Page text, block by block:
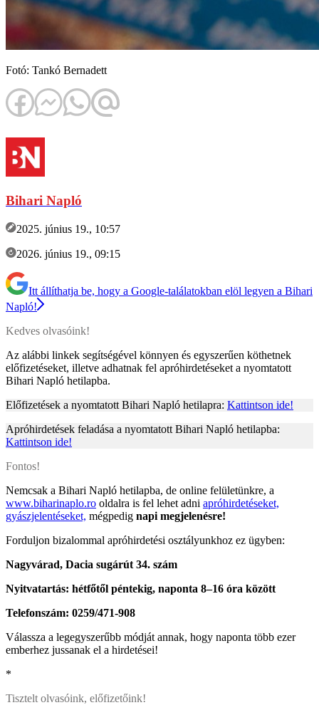
Fotó: Tankó Bernadett
Bihari Napló
2025. június 19., 10:57
2026. június 19., 09:15
Itt állíthatja be, hogy a Google-találatokban elöl legyen a Bihari
Napló!
Kedves olvasóink!
Az alábbi linkek segítségével könnyen és egyszerűen köthetnek
előfizetéseket, illetve adhatnak fel apróhirdetéseket a nyomtatott
Bihari Napló hetilapba.
Előfizetések a nyomtatott Bihari Napló hetilapra: Kattintson ide!
Apróhirdetések feladása a nyomtatott Bihari Napló hetilapba:
Kattintson ide!
Fontos!
Nemcsak a Bihari Napló hetilapba, de online felületünkre, a
www.biharinaplo.ro oldalra is fel lehet adni apróhirdetéseket,
gyászjelentéseket, mégpedig napi megjelenésre!
Forduljon bizalommal apróhirdetési osztályunkhoz ez ügyben:
Nagyvárad, Dacia sugárút 34. szám
Nyitvatartás: hétfőtől péntekig, naponta 8–16 óra között
Telefonszám: 0259/471-908
Válassza a legegyszerűbb módját annak, hogy naponta több ezer
emberhez jussanak el a hirdetései!
*
Tisztelt olvasóink, előfizetőink!